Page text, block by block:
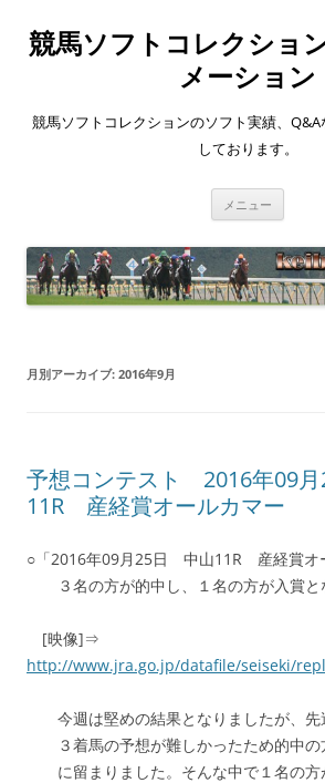
競馬ソフトコレクショ
メーション
競馬ソフトコレクションのソフト実績、
しております。
メニュー
ン
ツ
へ
ス
キ
月別アーカイブ: 2016年9月
予想コンテスト 2016年09
11R 産経賞オールカマー
○「2016年09月25日 中山11R 産経賞オ
３名の方が的中し、１名の方が入賞と
[映像]⇒
http://www.jra.go.jp/datafile/seiseki/
今週は堅めの結果となりましたが、先
３着馬の予想が難しかったため的中の
に留まりました。そんな中で１名の方